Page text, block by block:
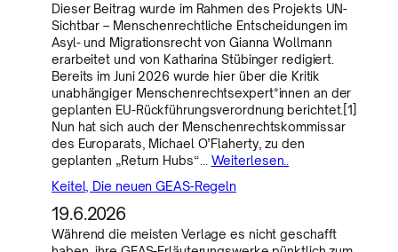
Dieser Beitrag wurde im Rahmen des Projekts UN-
Sichtbar – Menschenrechtliche Entscheidungen im
Asyl- und Migrationsrecht von Gianna Wollmann
erarbeitet und von Katharina Stübinger redigiert.
Bereits im Juni 2026 wurde hier über die Kritik
unabhängiger Menschenrechtsexpert*innen an der
geplanten EU-Rückführungsverordnung berichtet.[1]
Nun hat sich auch der Menschenrechtskommissar
des Europarats, Michael O’Flaherty, zu den
geplanten „Return Hubs“… Weiterlesen..
Keitel, Die neuen GEAS-Regeln
19.6.2026
Während die meisten Verlage es nicht geschafft